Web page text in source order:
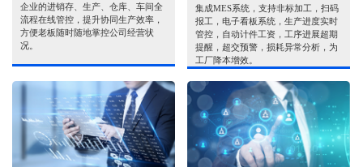
企业的进销存、生产、仓库、车间全
流程在线管控，提升协同生产效率，
方便老板随时随地掌控公司经营状
况。
集成MES系统，支持非标加工，扫码
报工，电子看板系统，生产进度实时
管控，自动计件工资，工序进展超期
提醒，超交预警，损耗异常分析，为
工厂降本增效。